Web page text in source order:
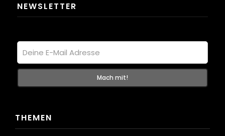
NEWSLETTER
THEMEN